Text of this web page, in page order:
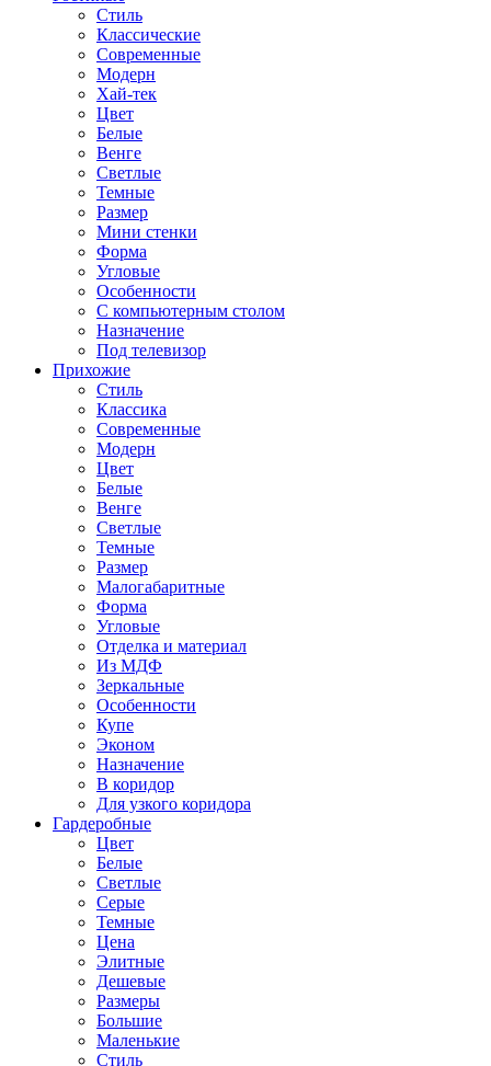
Стиль
Классические
Современные
Модерн
Хай-тек
Цвет
Белые
Венге
Светлые
Темные
Размер
Мини стенки
Форма
Угловые
Особенности
С компьютерным столом
Назначение
Под телевизор
Прихожие
Стиль
Классика
Современные
Модерн
Цвет
Белые
Венге
Светлые
Темные
Размер
Малогабаритные
Форма
Угловые
Отделка и материал
Из МДФ
Зеркальные
Особенности
Купе
Эконом
Назначение
В коридор
Для узкого коридора
Гардеробные
Цвет
Белые
Светлые
Серые
Темные
Цена
Элитные
Дешевые
Размеры
Большие
Маленькие
Стиль